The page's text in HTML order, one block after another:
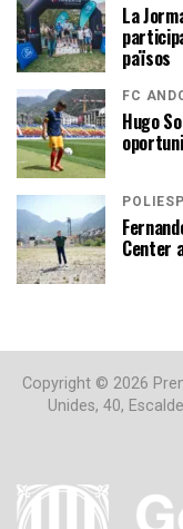
La
països
FC
Hugo
Center
Copyright © 2026
Unides, 40,